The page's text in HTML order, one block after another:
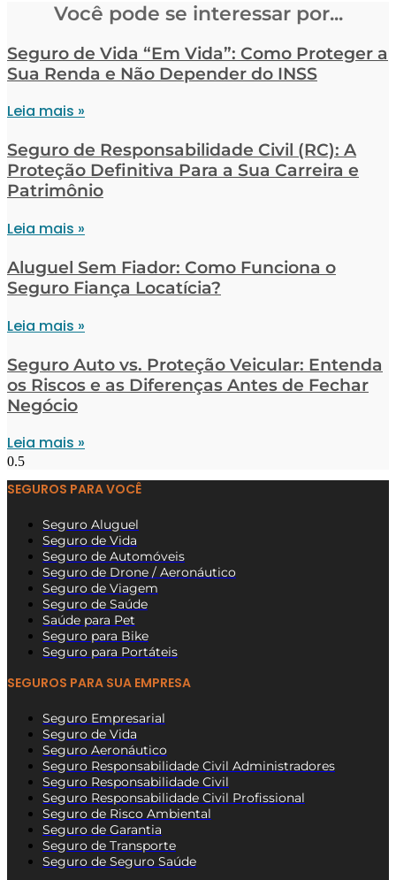
Você pode se interessar por...
Seguro de Vida “Em Vida”: Como Proteger a
Sua Renda e Não Depender do INSS
Leia mais »
Seguro de Responsabilidade Civil (RC): A
Proteção Definitiva Para a Sua Carreira e
Patrimônio
Leia mais »
Aluguel Sem Fiador: Como Funciona o
Seguro Fiança Locatícia?
Leia mais »
Seguro Auto vs. Proteção Veicular: Entenda
os Riscos e as Diferenças Antes de Fechar
Negócio
Leia mais »
SEGUROS PARA VOCÊ
Seguro Aluguel
Seguro de Vida
Seguro de Automóveis
Seguro de Drone / Aeronáutico
Seguro de Viagem
Seguro de Saúde
Saúde para Pet
Seguro para Bike
Seguro para Portáteis
SEGUROS PARA SUA EMPRESA
Seguro Empresarial
Seguro de Vida
Seguro Aeronáutico
Seguro Responsabilidade Civil Administradores
Seguro Responsabilidade Civil
Seguro Responsabilidade Civil Profissional
Seguro de Risco Ambiental
Seguro de Garantia
Seguro de Transporte
Seguro de Seguro Saúde